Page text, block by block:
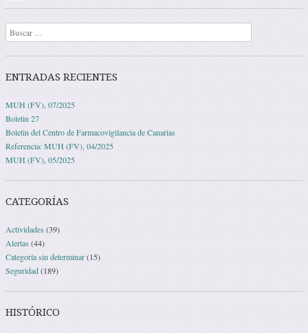
Buscar
ENTRADAS RECIENTES
MUH (FV), 07/2025
Boletin 27
Boletin del Centro de Farmacovigilancia de Canarias
Referencia: MUH (FV), 04/2025
MUH (FV), 05/2025
CATEGORÍAS
Actividades (39)
Alertas (44)
Categoría sin determinar(15)
Seguridad(189)
HISTÓRICO